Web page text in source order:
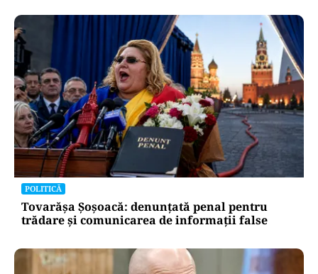
POLITICĂ
Tovarășa Șoșoacă: denunțată penal pentru
trădare și comunicarea de informații false